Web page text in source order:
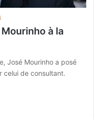
à la
José Mourinho a posé
celui de consultant.